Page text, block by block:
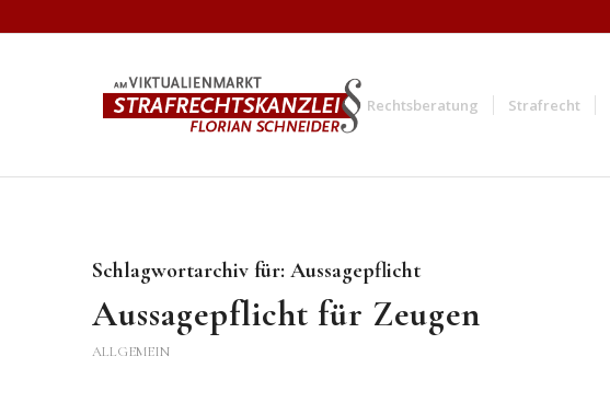
Rechtsberatung Strafrecht
Schlagwortarchiv für: Aussagepflicht
Aussagepflicht für Zeugen
ALLGEMEIN